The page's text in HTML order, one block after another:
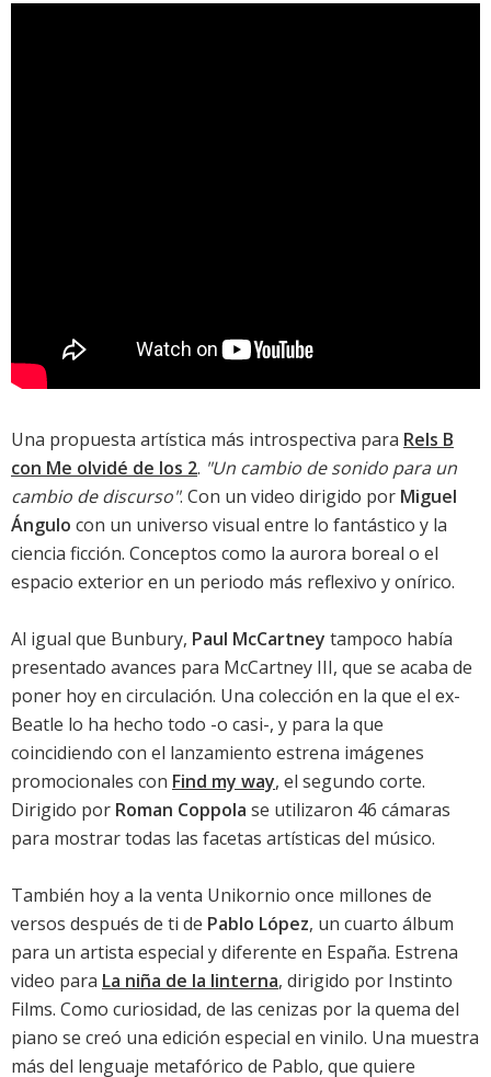
Una propuesta artística más introspectiva para Rels B
con Me olvidé de los 2. "Un cambio de sonido para un
cambio de discurso". Con un video dirigido por Miguel
Ángulo con un universo visual entre lo fantástico y la
ciencia ficción. Conceptos como la aurora boreal o el
espacio exterior en un periodo más reflexivo y onírico.
Al igual que Bunbury, Paul McCartney tampoco había
presentado avances para McCartney III, que se acaba de
poner hoy en circulación. Una colección en la que el ex-
Beatle lo ha hecho todo -o casi-, y para la que
coincidiendo con el lanzamiento estrena imágenes
promocionales con Find my way, el segundo corte.
Dirigido por Roman Coppola se utilizaron 46 cámaras
para mostrar todas las facetas artísticas del músico.
También hoy a la venta Unikornio once millones de
versos después de ti de Pablo López, un cuarto álbum
para un artista especial y diferente en España. Estrena
video para La niña de la linterna, dirigido por Instinto
Films. Como curiosidad, de las cenizas por la quema del
piano se creó una edición especial en vinilo. Una muestra
más del lenguaje metafórico de Pablo, que quiere